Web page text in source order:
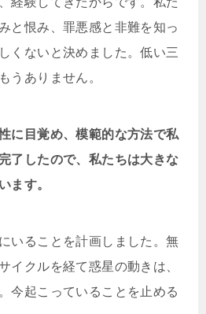
と恨み、罪悪感と非難を知っ
くないと決めました。低い三
うありません。
に目覚め、模範的な方法で私
了したので、私たちは大きな
ます。
いることを計画しました。無
イクルを経て惑星の動きは、
今起こっていることを止める